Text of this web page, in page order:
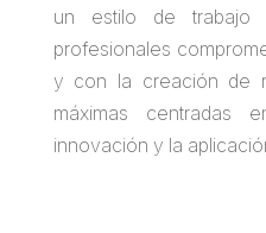
un estilo de
profesionales
y con la creación de
máximas centradas
innovación y la